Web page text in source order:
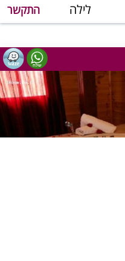
לילה התקשר